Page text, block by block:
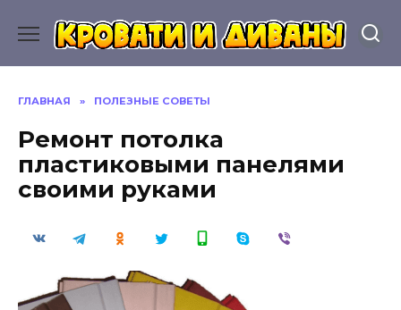
содержанию
ГЛАВНАЯ » ПОЛЕЗНЫЕ СОВЕТЫ
Ремонт потолка
пластиковыми панелями
своими руками